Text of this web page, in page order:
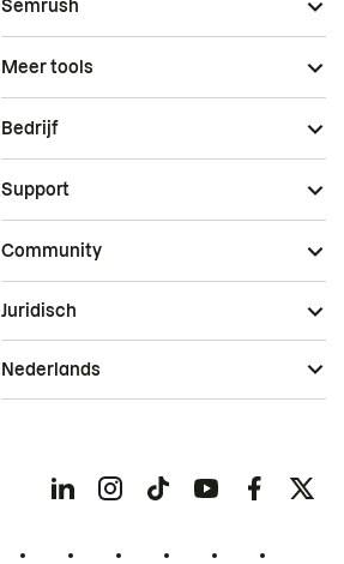
Semrush
Meer tools
Bedrijf
Support
Community
Juridisch
Nederlands